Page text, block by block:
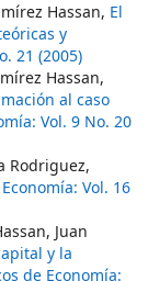
Hassan, El
y
21 (2005)
Hassan,
al caso
Vol. 9 No. 20
Rodriguez,
Vol. 16
Juan
y la
de Economía: